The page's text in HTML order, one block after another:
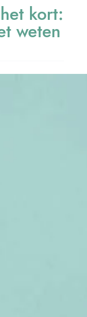
kort:
weten